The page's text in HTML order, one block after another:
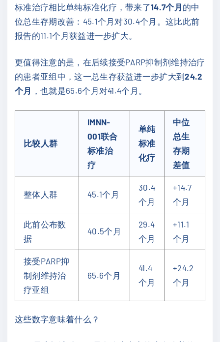
标准治疗相比单纯标准化疗，带来了14.7个月 的中
位总生存期改善：45.1个月对30.4个月。这比此前
报告的11.1个月获益进一步扩大。
更值得注意的是，在后续接受PARP抑制剂维持治疗
的患者亚组中，这一总生存获益进一步扩大到24.2
个月 ，也就是65.6个月对41.4个月。
比较人群
IMNN-
001联合
标准治
疗
单纯
标准
化疗
中位
总生
存期
差值
整体人群 45.1个月
30.4
个月
+14.7
个月
此前公布数
据
40.5个月
29.4
个月
+11.1
个月
接受PARP抑
制剂维持治
疗亚组
65.6个月
41.4
个月
+24.2
个月
这些数字意味着什么？